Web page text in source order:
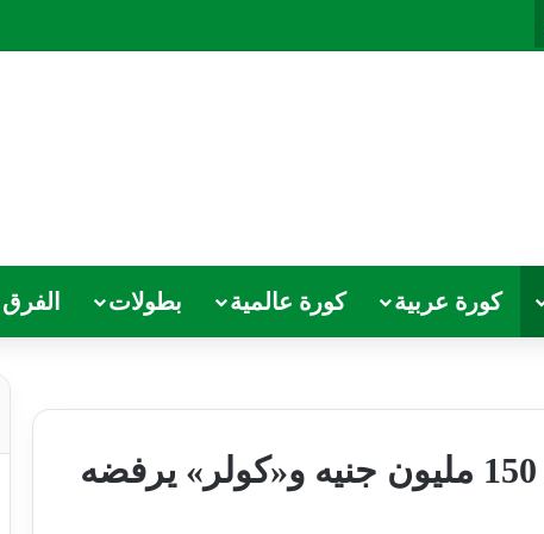
كورة عربية كورة عالمية بطولات الفرق